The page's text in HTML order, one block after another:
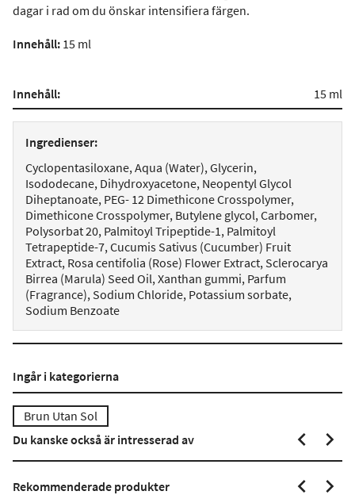
dagar i rad om du önskar intensifiera färgen.
Innehåll: 15 ml
Innehåll: 15 ml
Ingredienser:
Cyclopentasiloxane, Aqua (Water), Glycerin,
Isododecane, Dihydroxyacetone, Neopentyl Glycol
Diheptanoate, PEG- 12 Dimethicone Crosspolymer,
Dimethicone Crosspolymer, Butylene glycol, Carbomer,
Polysorbat 20, Palmitoyl Tripeptide-1, Palmitoyl
Tetrapeptide-7, Cucumis Sativus (Cucumber) Fruit
Extract, Rosa centifolia (Rose) Flower Extract, Sclerocarya
Birrea (Marula) Seed Oil, Xanthan gummi, Parfum
(Fragrance), Sodium Chloride, Potassium sorbate,
Sodium Benzoate
Ingår i kategorierna
Brun Utan Sol
Du kanske också är intresserad av
Rekommenderade produkter